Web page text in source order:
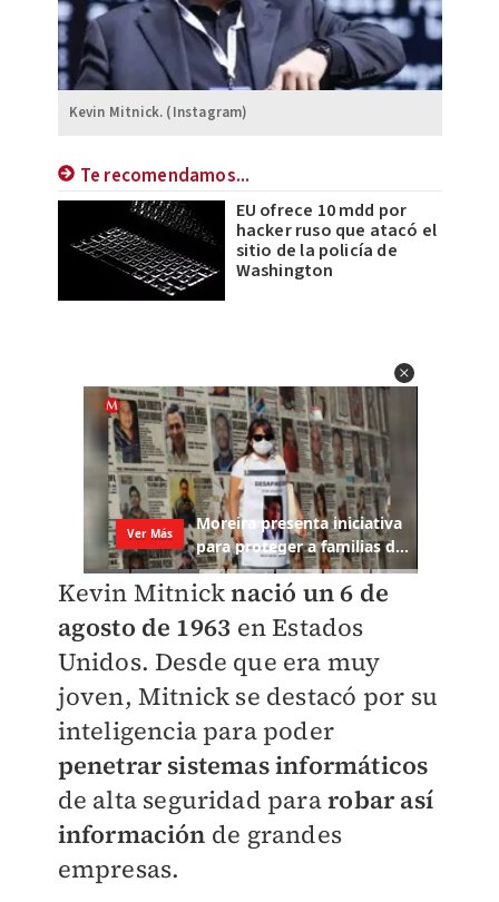
Kevin Mitnick. (Instagram)
Te recomendamos...
EU ofrece 10 mdd por
hacker ruso que atacó el
sitio de la policía de
Washington
Kevin Mitnicknació un 6 de
agosto de 1963 en Estados
Unidos. Desde que era muy
joven, Mitnick se destacó por su
inteligencia para poder
penetrar sistemas informáticos
de alta seguridad pararobar así
información de grandes
empresas.